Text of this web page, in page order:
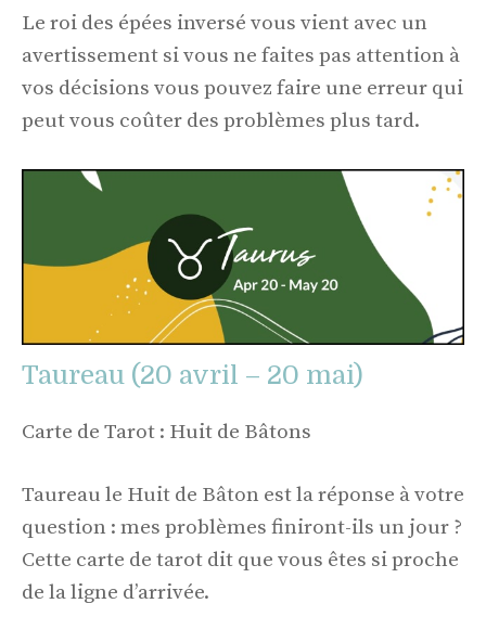
Le roi des épées inversé vous vient avec un
avertissement si vous ne faites pas attention à
vos décisions vous pouvez faire une erreur qui
peut vous coûter des problèmes plus tard.
Taureau (20 avril – 20 mai)
Carte de Tarot : Huit de Bâtons
Taureau le Huit de Bâton est la réponse à votre
question : mes problèmes finiront-ils un jour ?
Cette carte de tarot dit que vous êtes si proche
de la ligne d’arrivée.